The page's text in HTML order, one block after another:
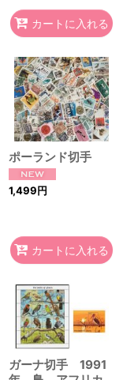
カートに入れる
ポーランド切手
1,499円
カートに入れる
ガーナ切手 1991